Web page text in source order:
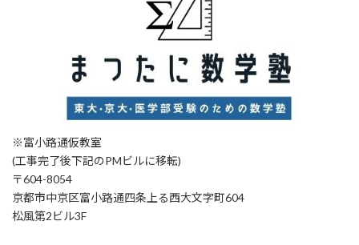
※富小路通仮教室
(工事完了後下記のPMビルに移転)
〒604-8054
京都市中京区富小路通四条上る西大文字町604
松風第2ビル3F